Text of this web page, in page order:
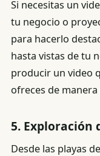
Si necesitas un
tu negocio o
para hacerlo
hasta vistas de tu
producir un video
ofreces de
5. Exploración
Desde las playas